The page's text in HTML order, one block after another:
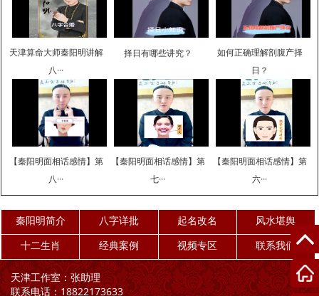
天津算命大师秦阳明讲解
八···
择日有哪些讲究？
如何正确理解剖腹产择
日？
【秦阳明面相话感情】第
八···
【秦阳明面相话感情】第
七···
【秦阳明面相话感情】第
六···
秦阳明简介 八字详批 起名改名
风水堪舆
十二生肖
经典案例 视频专区 联系我们
天津工作室：张助理
联系电话：18822173633